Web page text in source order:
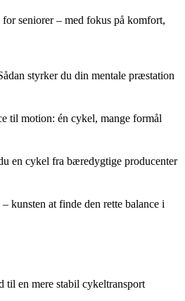
seniorer – med fokus på komfort,
styrker du din mentale præstation
til motion: én cykel, mange formål
en cykel fra bæredygtige producenter
kunsten at finde den rette balance i
en mere stabil cykeltransport